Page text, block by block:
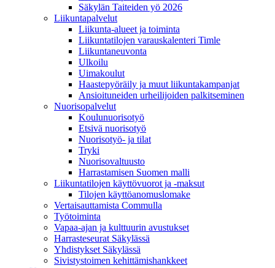
Säkylän Taiteiden yö 2026
Liikuntapalvelut
Liikunta-alueet ja toiminta
Liikuntatilojen varauskalenteri Timle
Liikuntaneuvonta
Ulkoilu
Uimakoulut
Haastepyöräily ja muut liikuntakampanjat
Ansioituneiden urheilijoiden palkitseminen
Nuorisopalvelut
Koulunuorisotyö
Etsivä nuorisotyö
Nuorisotyö- ja tilat
Tryki
Nuorisovaltuusto
Harrastamisen Suomen malli
Liikuntatilojen käyttövuorot ja -maksut
Tilojen käyttöanomuslomake
Vertaisauttamista Commulla
Työtoiminta
Vapaa-ajan ja kulttuurin avustukset
Harrasteseurat Säkylässä
Yhdistykset Säkylässä
Sivistystoimen kehittämishankkeet